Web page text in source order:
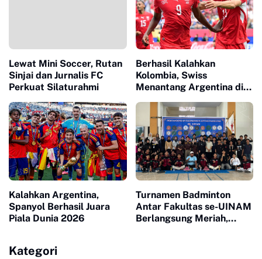
Lewat Mini Soccer, Rutan
Sinjai dan Jurnalis FC
Perkuat Silaturahmi
Berhasil Kalahkan
Kolombia, Swiss
Menantang Argentina di
Kalahkan Argentina,
Spanyol Berhasil Juara
Piala Dunia 2026
Turnamen Badminton
Antar Fakultas se-UINAM
Berlangsung Meriah,
Kategori